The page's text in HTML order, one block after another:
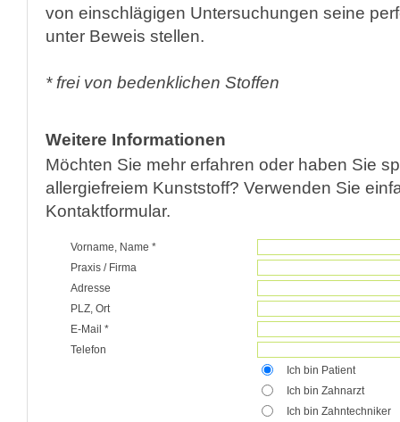
von einschlägigen Untersuchungen seine
unter Beweis stellen.
* frei von bedenklichen Stoffen
Weitere Informationen
Möchten Sie mehr erfahren oder haben Sie
allergiefreiem Kunststoff? Verwenden Sie
Kontaktformular.
Vorname, Name *
Praxis / Firma
Adresse
PLZ, Ort
E-Mail *
Telefon
Ich bin Patient
Ich bin Zahnarzt
Ich bin Zahntechniker